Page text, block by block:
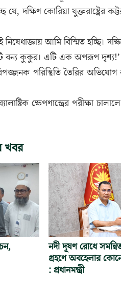
দক্ষিণ কোরিয়া যুক্তরাষ্ট্রের
আমি বিস্মিত হচ্ছি।
বন্য কুকুর। এটি এক অপরূপ দৃশ্য!’
পরিস্থিতি তৈরির
ক্ষেপণাস্ত্রের পরীক্ষা
খবর
নদী দূষণ রোধে
গ্রহণে অবহেলার
: প্রধানমন্ত্রী